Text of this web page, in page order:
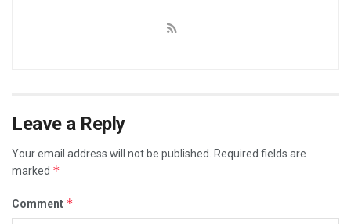
Leave a Reply
Your email address will not be published.
Required fields are
marked *
Comment *